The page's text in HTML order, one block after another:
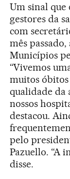
Um sinal
gestores da
com
mês
Municípios
“Vivemos
muitos
qualidade da
nossos
destacou.
pelo
Pazuello. “A
disse.